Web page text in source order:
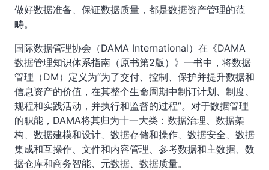
做好数据准备、保证数据质量，都是数据资产管理的范
畴。
国际数据管理协会（DAMA International）在《DAMA
数据管理知识体系指南（原书第2版）》一书中，将数据
管理（DM）定义为“为了交付、控制、保护并提升数据和
信息资产的价值，在其整个生命周期中制订计划、制度、
规程和实践活动，并执行和监督的过程”。对于数据管理
的职能，DAMA将其归为十一大类：数据治理、数据架
构、数据建模和设计、数据存储和操作、数据安全、数据
集成和互操作、文件和内容管理、参考数据和主数据、数
据仓库和商务智能、元数据、数据质量。